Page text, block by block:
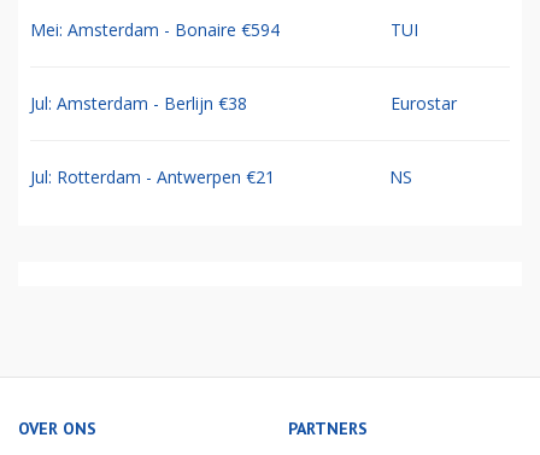
Mei: Amsterdam - Bonaire €594 TUI
Jul: Amsterdam - Berlijn €38 Eurostar
Jul: Rotterdam - Antwerpen €21 NS
OVER ONS PARTNERS